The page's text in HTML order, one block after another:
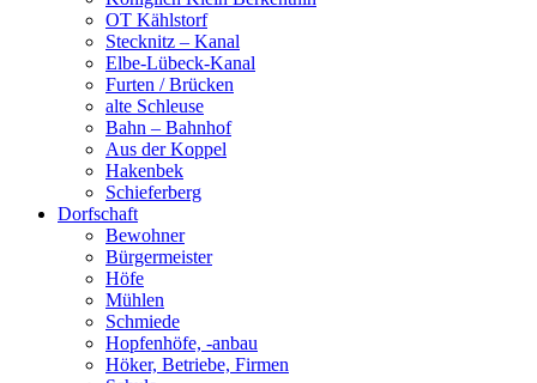
OT Kählstorf
Stecknitz – Kanal
Elbe-Lübeck-Kanal
Furten / Brücken
alte Schleuse
Bahn – Bahnhof
Aus der Koppel
Hakenbek
Schieferberg
Dorfschaft
Bewohner
Bürgermeister
Höfe
Mühlen
Schmiede
Hopfenhöfe, -anbau
Höker, Betriebe, Firmen